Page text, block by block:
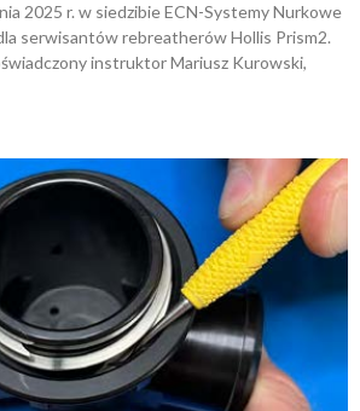
2025 r. w siedzibie ECN-Systemy Nurkowe
serwisantów rebreatherów Hollis Prism2.
instruktor Mariusz Kurowski,